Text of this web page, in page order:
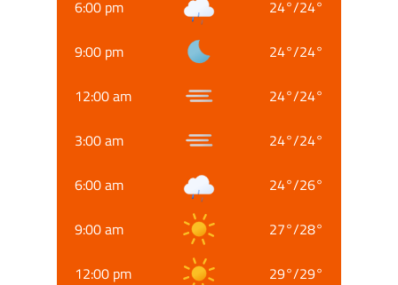
6:00 pm
24°/24°
9:00 pm 24°/24°
12:00 am 24°/24°
3:00 am 24°/24°
6:00 am 24°/26°
9:00 am 27°/28°
12:00 pm 29°/29°